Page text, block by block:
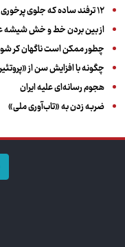
۱۲ ترفند ساده که جلوی پرخوری عصبی و اضافه ‌وزن را می‌گیرد
از بین بردن خط و خش شیشه
چطور ممکن است ناگهان کر
چگونه با افزایش سن از
هجوم رسانه‌ای علیه ایران
ضربه زدن به «تاب‌آوری ملی»